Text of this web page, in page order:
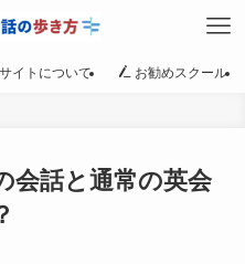
イトについて お勧めスクール
会話と通常の英会